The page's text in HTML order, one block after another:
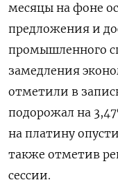
месяцы на фоне
предложения и
промышленного
‍замедления
отметили в
подорожал на
на платину
также отметив
сессии.